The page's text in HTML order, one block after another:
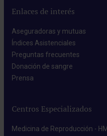
Enlaces de interés
Aseguradoras y mutuas​
Índices Asistenciales​
Preguntas frecuentes​
Donación de sangre​
Prensa​
Centros Especializados
Medicina de Reproducción -